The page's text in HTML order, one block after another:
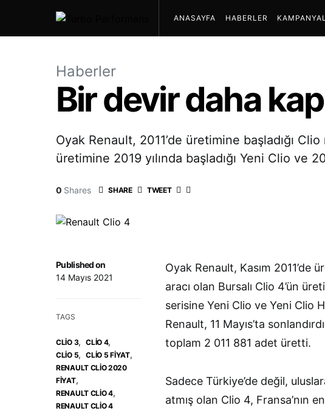
ANASAYFA HABERLER
Haberler
Bir devir daha
Oyak Renault, 2011’de üretimine başladığı
üretimine 2019 yılında başladığı Yeni Clio ve
0 Shares SHARE TWEET
Published on
14 Mayıs 2021
TAGS
CLIO 3, CLIO 4,
CLIO 5, CLIO 5 FIYAT,
RENAULT CLIO 2020
FIYAT,
RENAULT CLIO 4,
RENAULT CLIO 4
Oyak Renault, Kasım 2011’de
aracı olan Bursalı Clio 4’ün
serisine Yeni Clio ve Yeni Clio
Renault, 11 Mayıs’ta
toplam 2 011 881 adet üretti.
Sadece Türkiye’de değil,
atmış olan Clio 4, Fransa’nın